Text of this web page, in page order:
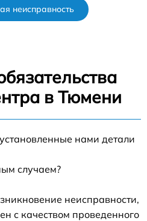
неисправность
в Тюмени
нами детали
случаем?
неисправности,
с качеством проведенного